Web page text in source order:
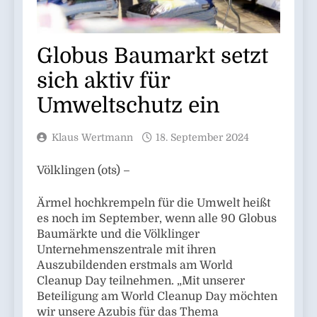
Globus Baumarkt setzt
sich aktiv für
Umweltschutz ein
Klaus Wertmann 18. September 2024
Völklingen (ots) –
Ärmel hochkrempeln für die Umwelt heißt
es noch im September, wenn alle 90 Globus
Baumärkte und die Völklinger
Unternehmenszentrale mit ihren
Auszubildenden erstmals am World
Cleanup Day teilnehmen. „Mit unserer
Beteiligung am World Cleanup Day möchten
wir unsere Azubis für das Thema